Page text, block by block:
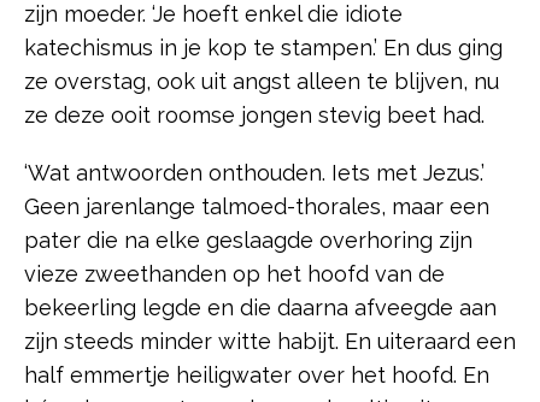
zijn moeder. ‘Je hoeft enkel die idiote
katechismus in je kop te stampen.’ En dus ging
ze overstag, ook uit angst alleen te blijven, nu
ze deze ooit roomse jongen stevig beet had.
‘Wat antwoorden onthouden. Iets met Jezus.’
Geen jarenlange talmoed-thorales, maar een
pater die na elke geslaagde overhoring zijn
vieze zweethanden op het hoofd van de
bekeerling legde en die daarna afveegde aan
zijn steeds minder witte habijt. En uiteraard een
half emmertje heiligwater over het hoofd. En